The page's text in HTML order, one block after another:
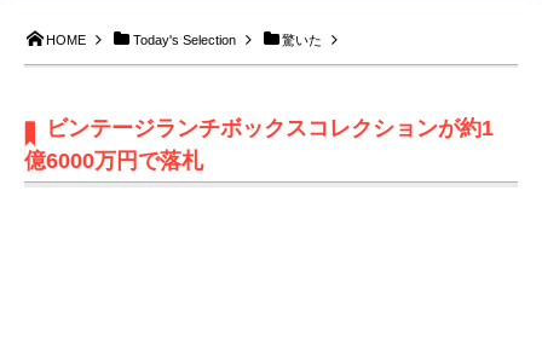
HOME Today's Selection 驚いた
ビンテージランチボックスコレクションが約1
億6000万円で落札